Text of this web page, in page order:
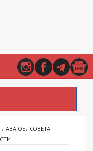
ОБЛСОВЕТА